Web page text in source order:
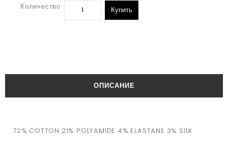
Количество Купить
ОПИСАНИЕ
72% COTTON 21% POLYAMIDE 4% ELASTANE 3% SILK